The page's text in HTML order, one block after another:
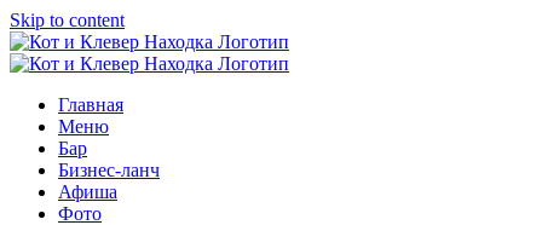
Skip to content
Главная
Меню
Бар
Бизнес-ланч
Афиша
Фото